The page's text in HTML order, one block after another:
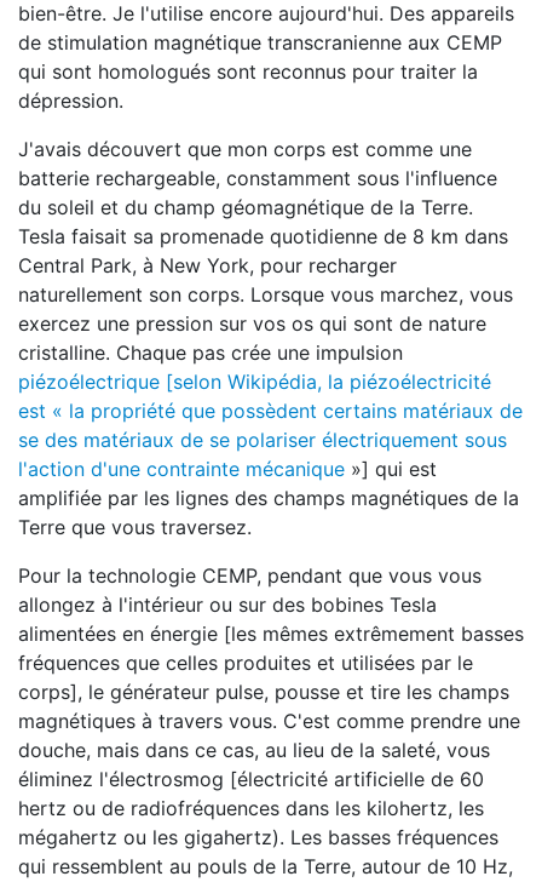
bien-être. Je l'utilise encore aujourd'hui. Des appareils
de stimulation magnétique transcranienne aux CEMP
qui sont homologués sont reconnus pour traiter la
dépression.
J'avais découvert que mon corps est comme une
batterie rechargeable, constamment sous l'influence
du soleil et du champ géomagnétique de la Terre.
Tesla faisait sa promenade quotidienne de 8 km dans
Central Park, à New York, pour recharger
naturellement son corps. Lorsque vous marchez, vous
exercez une pression sur vos os qui sont de nature
cristalline. Chaque pas crée une impulsion
piézoélectrique [selon Wikipédia, la piézoélectricité
est « la propriété que possèdent certains matériaux de
se des matériaux de se polariser électriquement sous
l'action d'une contrainte mécanique »] qui est
amplifiée par les lignes des champs magnétiques de la
Terre que vous traversez.
Pour la technologie CEMP, pendant que vous vous
allongez à l'intérieur ou sur des bobines Tesla
alimentées en énergie [les mêmes extrêmement basses
fréquences que celles produites et utilisées par le
corps], le générateur pulse, pousse et tire les champs
magnétiques à travers vous. C'est comme prendre une
douche, mais dans ce cas, au lieu de la saleté, vous
éliminez l'électrosmog [électricité artificielle de 60
hertz ou de radiofréquences dans les kilohertz, les
mégahertz ou les gigahertz). Les basses fréquences
qui ressemblent au pouls de la Terre, autour de 10 Hz,